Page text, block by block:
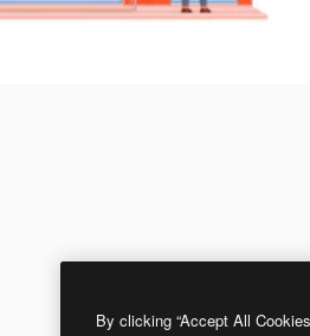
By clicking “Accept All